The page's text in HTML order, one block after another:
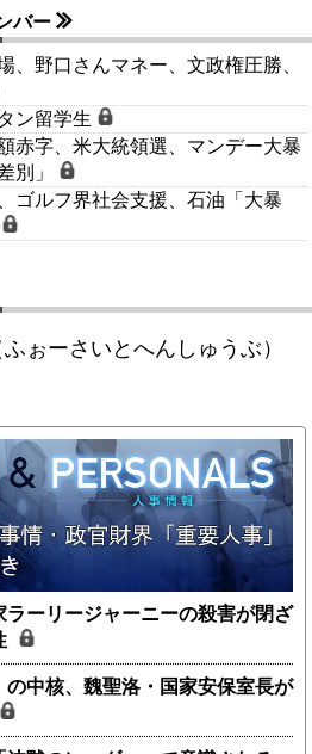
バー
、野口さんマネー、文政権圧勝、
ン留学生
赤字、米大統領選、マンデー大暴
別」
ゴルフ界社会支援、石油「大暴
ぉーさいとへんしゅうぶ）
ーリージャーニーの殺害が閉ざ
中核、魏聖洛・国家安保室長が